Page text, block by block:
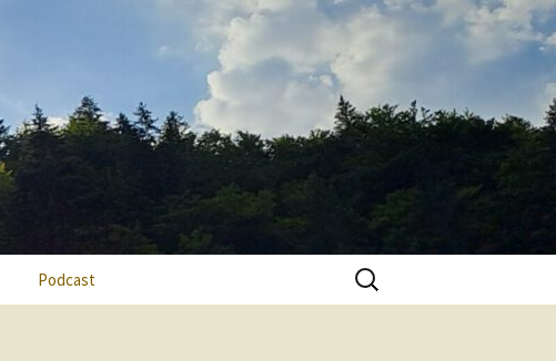
Podcast
Suchen
nach: